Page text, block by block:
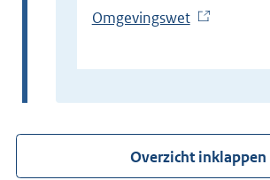
Omgevingswet(
x
r
n
Overzicht inklappen